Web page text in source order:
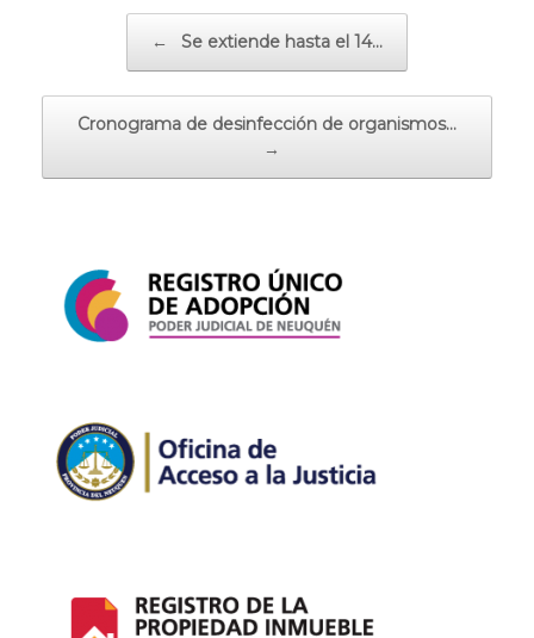
← Se extiende hasta el 14…
Cronograma de desinfección de organismos…
→